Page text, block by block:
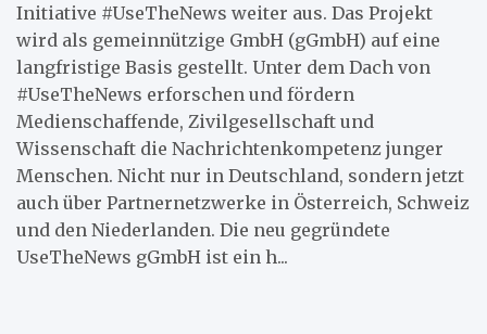
Initiative #UseTheNews weiter aus. Das Projekt
wird als gemeinnützige GmbH (gGmbH) auf eine
langfristige Basis gestellt. Unter dem Dach von
#UseTheNews erforschen und fördern
Medienschaffende, Zivilgesellschaft und
Wissenschaft die Nachrichtenkompetenz junger
Menschen. Nicht nur in Deutschland, sondern jetzt
auch über Partnernetzwerke in Österreich, Schweiz
und den Niederlanden. Die neu gegründete
UseTheNews gGmbH ist ein h...